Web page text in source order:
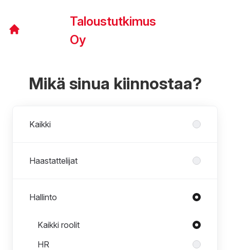
Taloustutkimus
Oy
Mikä sinua kiinnostaa?
Kaikki
Haastattelijat
Hallinto
Roolit osastossa Hallinto
Kaikki roolit
HR